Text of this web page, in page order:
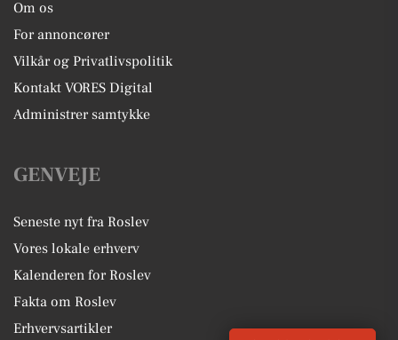
Om os
For annoncører
Vilkår og Privatlivspolitik
Kontakt VORES Digital
Administrer samtykke
GENVEJE
Seneste nyt fra Roslev
Vores lokale erhverv
Kalenderen for Roslev
Fakta om Roslev
Erhvervsartikler